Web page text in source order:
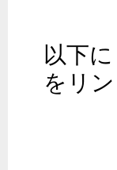
以下
をリ